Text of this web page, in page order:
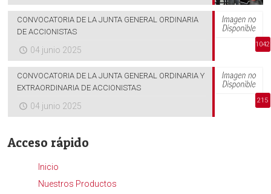
1042
CONVOCATORIA DE LA JUNTA GENERAL ORDINARIA
DE ACCIONISTAS
04 junio 2025
215
CONVOCATORIA DE LA JUNTA GENERAL ORDINARIA Y
EXTRAORDINARIA DE ACCIONISTAS
04 junio 2025
Acceso rápido
Inicio
Nuestros Productos